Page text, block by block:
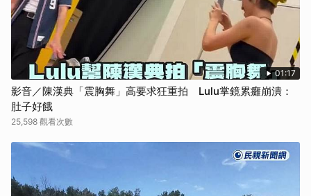
01:17
影音／陳漢典「震胸舞」高要求狂重拍 Lulu掌鏡累癱崩潰：
肚子好餓
25,598 觀看次數